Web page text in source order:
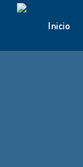
Skip
Inicio